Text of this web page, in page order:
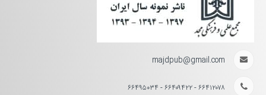
majdpub@gmail.com
۶۶۴۱۲۰۷۸ - ۶۶۴۰۹۴۲۲ - ۶۶۴۹۵۰۳۴